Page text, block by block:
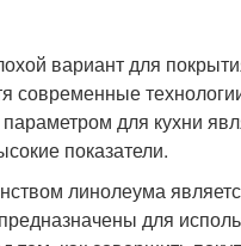
вариант для
современные
для кухни
показатели.
линолеума
для